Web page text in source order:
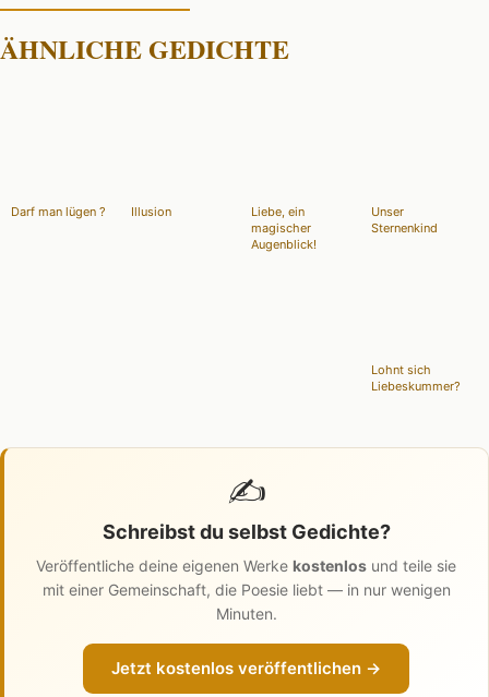
ÄHNLICHE GEDICHTE
Darf man lügen ? Illusion
Liebe, ein
magischer
Augenblick!
Unser
Sternenkind
Lohnt sich
Liebeskummer?
✍️
Schreibst du selbst Gedichte?
Veröffentliche deine eigenen Werke kostenlos und teile sie
mit einer Gemeinschaft, die Poesie liebt — in nur wenigen
Minuten.
Jetzt kostenlos veröffentlichen →